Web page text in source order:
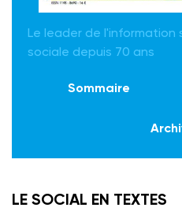
Le leader de
sociale depuis 70 ans
Sommaire
LE SOCIAL EN TEXTES